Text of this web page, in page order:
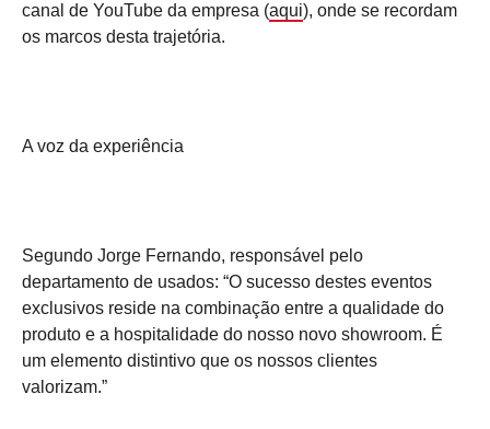
canal de YouTube da empresa (aqui), onde se recordam
os marcos desta trajetória.
A voz da experiência
Segundo Jorge Fernando, responsável pelo
departamento de usados: “O sucesso destes eventos
exclusivos reside na combinação entre a qualidade do
produto e a hospitalidade do nosso novo showroom. É
um elemento distintivo que os nossos clientes
valorizam.”